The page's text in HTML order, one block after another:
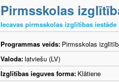
Pirmsskolas
Iecavas pirmsskolas izglītības
Programmas veids: Pirmsskolas
Valoda:latviešu (LV)
Izglītības ieguves forma: Klātiene